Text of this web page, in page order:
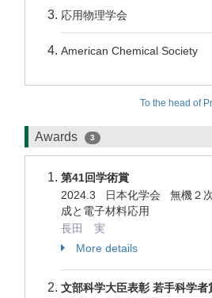
応用物理学会
American Chemical Society
To the head of
Awards 3
第41回学術賞
2024.3 日本化学会 無機２
成と電子材料応用
長田 実
More details
文部科学大臣表彰 若手科学者